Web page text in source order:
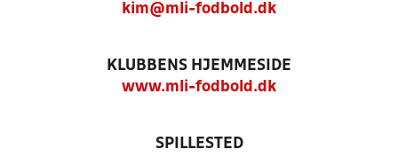
kim@mli-fodbold.dk
KLUBBENS HJEMMESIDE
www.mli-fodbold.dk
SPILLESTED